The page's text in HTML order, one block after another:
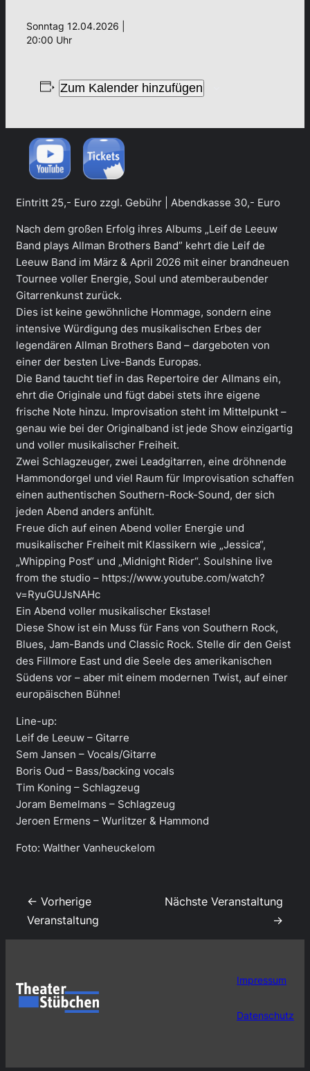
Sonntag 12.04.2026 |
20:00 Uhr
Zum Kalender hinzufügen
Eintritt 25,- Euro zzgl. Gebühr | Abendkasse 30,- Euro
Nach dem großen Erfolg ihres Albums „Leif de Leeuw
Band plays Allman Brothers Band” kehrt die Leif de
Leeuw Band im März & April 2026 mit einer brandneuen
Tournee voller Energie, Soul und atemberaubender
Gitarrenkunst zurück.
Dies ist keine gewöhnliche Hommage, sondern eine
intensive Würdigung des musikalischen Erbes der
legendären Allman Brothers Band – dargeboten von
einer der besten Live-Bands Europas.
Die Band taucht tief in das Repertoire der Allmans ein,
ehrt die Originale und fügt dabei stets ihre eigene
frische Note hinzu. Improvisation steht im Mittelpunkt –
genau wie bei der Originalband ist jede Show einzigartig
und voller musikalischer Freiheit.
Zwei Schlagzeuger, zwei Leadgitarren, eine dröhnende
Hammondorgel und viel Raum für Improvisation schaffen
einen authentischen Southern-Rock-Sound, der sich
jeden Abend anders anfühlt.
Freue dich auf einen Abend voller Energie und
musikalischer Freiheit mit Klassikern wie „Jessica“,
„Whipping Post“ und „Midnight Rider“. Soulshine live
from the studio – https://www.youtube.com/watch?
v=RyuGUJsNAHc
Ein Abend voller musikalischer Ekstase!
Diese Show ist ein Muss für Fans von Southern Rock,
Blues, Jam-Bands und Classic Rock. Stelle dir den Geist
des Fillmore East und die Seele des amerikanischen
Südens vor – aber mit einem modernen Twist, auf einer
europäischen Bühne!
Line-up:
Leif de Leeuw – Gitarre
Sem Jansen – Vocals/Gitarre
Boris Oud – Bass/backing vocals
Tim Koning – Schlagzeug
Joram Bemelmans – Schlagzeug
Jeroen Ermens – Wurlitzer & Hammond
Foto: Walther Vanheuckelom
← Vorherige
Veranstaltung
Nächste Veranstaltung
→
Impressum
Datenschutz